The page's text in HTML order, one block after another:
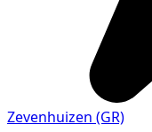
Zevenhuizen (GR)